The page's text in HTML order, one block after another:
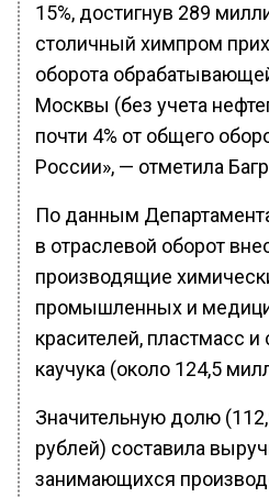
15%, достигнув 289
столичный химпром
оборота
Москвы (без учета
почти 4% от общего
России», — отметила
По данным
в отраслевой оборот
производящие
промышленных и
красителей, пластмасс и
каучука (около 124,5
Значительную долю
рублей) составила
занимающихся